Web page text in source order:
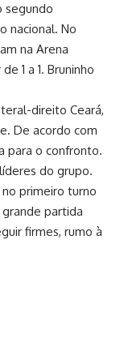
segundo
nacional. No
na Arena
1 a 1. Bruninho
direito Ceará,
De acordo com
para o confronto.
do grupo.
primeiro turno
partida
firmes, rumo à